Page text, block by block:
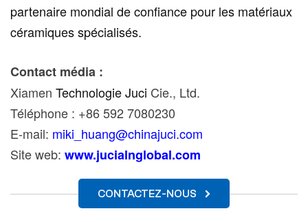
partenaire mondial de confiance pour les matériaux
céramiques spécialisés.
Contact média :
Xiamen Technologie Juci Cie., Ltd.
Téléphone : +86 592 7080230
E-mail: miki_huang@chinajuci.com
Site web: www.jucialnglobal.com
CONTACTEZ-NOUS